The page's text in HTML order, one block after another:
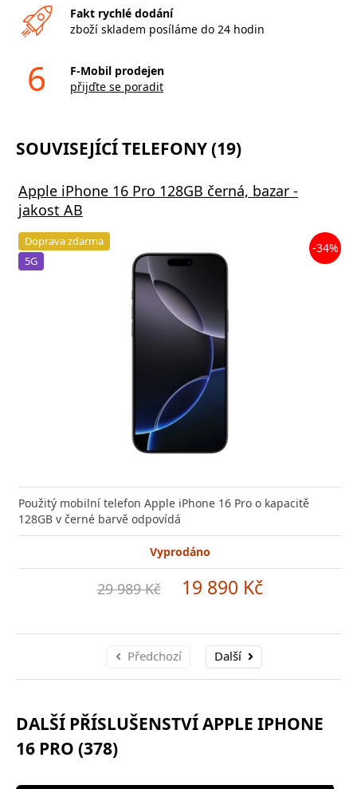
Fakt rychlé dodání
zboží skladem posíláme do 24 hodin
6
F-Mobil prodejen
přijďte se poradit
SOUVISEJÍCÍ TELEFONY (19)
Apple iPhone 16 Pro 128GB černá, bazar -
jakost AB
Doprava zdarma
5G
-34%
Použitý mobilní telefon Apple iPhone 16 Pro o kapacitě
128GB v černé barvě odpovídá
Vyprodáno
29 989 Kč 19 890 Kč
Předchozí Další
DALŠÍ PŘÍSLUŠENSTVÍ APPLE IPHONE
16 PRO (378)